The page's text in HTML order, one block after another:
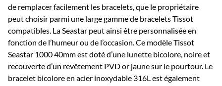
de remplacer facilement les bracelets, que le propriétaire
peut choisir parmi une large gamme de bracelets Tissot
compatibles. La Seastar peut ainsi être personnalisée en
fonction de l’humeur ou de l’occasion. Ce modèle Tissot
Seastar 1000 40mm est doté d’une lunette bicolore, noire et
recouverte d’un revêtement PVD or jaune sur le pourtour. Le
bracelet bicolore en acier inoxydable 316L est également